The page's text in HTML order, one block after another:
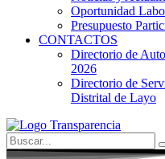
Oportunidad
Presupuesto
CONTACTOS
Directorio de
2026
Directorio de
Distrital de Layo